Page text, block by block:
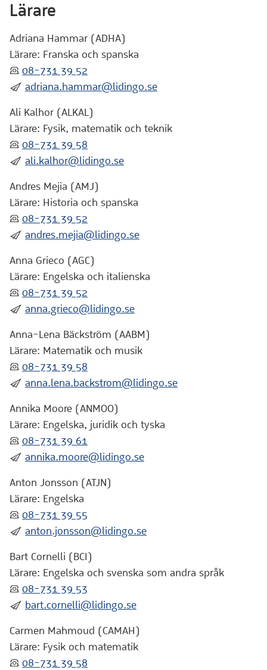
Lärare
Adriana Hammar (ADHA)
Lärare: Franska och spanska
:telefon: 08-731 39 52
:skicka: adriana.hammar@lidingo.se
Ali Kalhor (ALKAL)
Lärare: Fysik, matematik och teknik
:telefon: 08-731 39 58
:skicka: ali.kalhor@lidingo.se
Andres Mejia (AMJ)
Lärare: Historia och spanska
:telefon: 08-731 39 52
:skicka: andres.mejia@lidingo.se
Anna Grieco (AGC)
Lärare: Engelska och italienska
:telefon: 08-731 39 52
:skicka: anna.grieco@lidingo.se
Anna-Lena Bäckström (AABM)
Lärare: Matematik och musik
:telefon: 08-731 39 58
:skicka: anna.lena.backstrom@lidingo.se
Annika Moore (ANMOO)
Lärare: Engelska, juridik och tyska
:telefon: 08-731 39 61
:skicka: annika.moore@lidingo.se
Anton Jonsson (ATJN)
Lärare: Engelska
:telefon: 08-731 39 55
:skicka: anton.jonsson@lidingo.se
Bart Cornelli (BCI)
Lärare: Engelska och svenska som andra språk
:telefon: 08-731 39 53
:skicka: bart.cornelli@lidingo.se
Carmen Mahmoud (CAMAH)
Lärare: Fysik och matematik
:telefon: 08-731 39 58